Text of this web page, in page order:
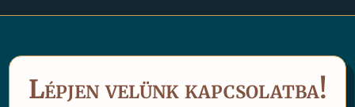
Lépjen velünk kapcsolatba!